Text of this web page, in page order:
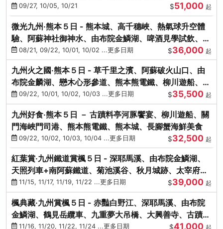
園、海膽涮涮鍋
09/27, 10/05, 10/21 $51,000 起
微光九州‧熊本５日 - 熊本城、高千穗峽、熱氣球升空體
驗、阿蘇神社御神水、由布院金鱗湖、啤酒見學試飲、豪
華海鮮盛宴
08/21, 09/22, 10/01, 10/02 ...更多日期 $36,000 起
九州火之國‧熊本５日 - 草千里之濱、阿蘇破火山口、由
布院金麟湖、戀木心形參道、熊本熊電鐵、柳川遊船、地
獄蒸DIY
09/22, 10/01, 10/02, 10/03 ...更多日期 $35,500 起
九州好食‧熊本５日 － 古蹟料亭河豚饗宴、柳川遊船、關
門海峽門司港、熊本熊電鐵、熊本城、長腳蟹海鮮美食
09/22, 10/02, 10/03, 10/04 ...更多日期 $32,500 起
紅葉賞‧九州鐵道賞楓５日 - 深耶馬溪、由布院金鱗湖、
天照列車+南阿蘇鐵道、菊池溪谷、秋月城跡、太宰府天
滿宮、竈門神社
11/15, 11/17, 11/19, 11/22 ...更多日期 $39,000 起
楓典藏‧九州賞楓５日 - 赤豔白野江、深耶馬溪、由布院
金鱗湖、鶴見岳纜車、九重夢大吊橋、大興善寺、古蹟河
豚+和牛饗宴
11/16, 11/20, 11/22, 11/24 ...更多日期 $41,000 起